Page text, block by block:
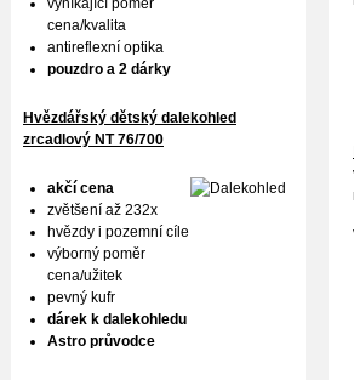
vyníkající poměr
cena/kvalita
antireflexní optika
pouzdro a 2 dárky
Hvězdářský dětský dalekohled
zrcadlový NT 76/700
akčí cena
zvětšení až 232x
hvězdy i pozemní cíle
výborný poměr
cena/užitek
pevný kufr
dárek k dalekohledu
Astro průvodce